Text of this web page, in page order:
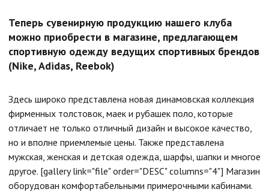
Теперь сувенирную продукцию нашего клуба
можно приобрести в магазине, предлагающем
спортивную одежду ведущих спортивных брендов
(Nike, Adidas, Reebok)
Здесь широко представлена новая динамовская коллекция
фирменных толстовок, маек и рубашек поло, которые
отличает не только отличный дизайн и высокое качество,
но и вполне приемлемые цены. Также представлена
мужская, женская и детская одежда, шарфы, шапки и многое
другое. [gallery link="file" order="DESC" columns="4"] Магазин
оборудован комфортабельными примерочными кабинами.